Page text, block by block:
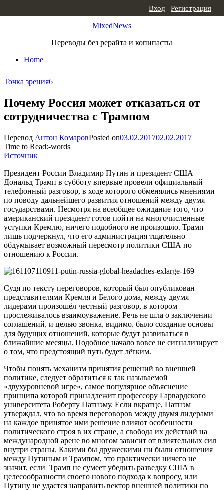
MixedNews
Переводы без рерайта и копипасты
Home
Вход | Регистрация
Точка зрения6
Почему Россия может отказаться от
сотрудничества с Трампом
Перевод Антон КомаровPosted on03.02.201702.02.2017
Time to Read:-words
Источник
Президент России Владимир Путин и президент США
Дональд Трамп в субботу впервые провели официальный
телефонный разговор, в ходе которого обменялись мнениями
по поводу дальнейшего развития отношений между двумя
государствами. Несмотря на всеобщее ожидание того, что
американский президент готов пойти на многочисленные
уступки Кремлю, ничего подобного не произошло. Трамп
лишь подчеркнул, что его администрация тщательно
обдумывает возможный пересмотр политики США по
отношению к России.
Судя по тексту переговоров, который был опубликован
представителями Кремля и Белого дома, между двумя
лидерами произошёл честный разговор, в котором
прослеживалось взаимоуважение. Речь не шла о заключении
соглашений, и целью звонка, видимо, было создание основы
для будущих отношений, которые будут развиваться в
ближайшие месяцы. Подобное начало вовсе не сигнализирует
о том, что предстоящий путь будет лёгким.
Чтобы понять механизм принятия решений во внешней
политике, следует обратиться к так называемой
«двухуровневой игре», самое популярное объяснение
принципа которой принадлежит профессору Гарвардского
университета Роберту Патнэму. Если вкратце, Патнэм
утверждал, что во время переговоров между двумя лидерами
на каждое принятое ими решение влияют особенности
политического строя в их стране, а свобода их действий на
международной арене во многом зависит от влиятельных сил
внутри страны. Какими бы дружескими ни были отношения
между Путиным и Трампом, это практически ничего не
значит, если Трамп не сумеет убедить разведку США в
целесообразности своего нового подхода к вопросу, или
Путину не удастся направить вектор внешней политики по